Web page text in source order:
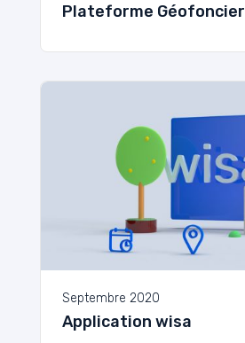
Plateforme Géofoncier
Septembre 2020
Application wisa